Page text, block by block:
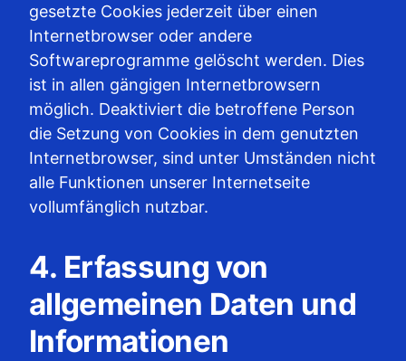
gesetzte Cookies jederzeit über einen
Internetbrowser oder andere
Softwareprogramme gelöscht werden. Dies
ist in allen gängigen Internetbrowsern
möglich. Deaktiviert die betroffene Person
die Setzung von Cookies in dem genutzten
Internetbrowser, sind unter Umständen nicht
alle Funktionen unserer Internetseite
vollumfänglich nutzbar.
4. Erfassung von
allgemeinen Daten und
Informationen